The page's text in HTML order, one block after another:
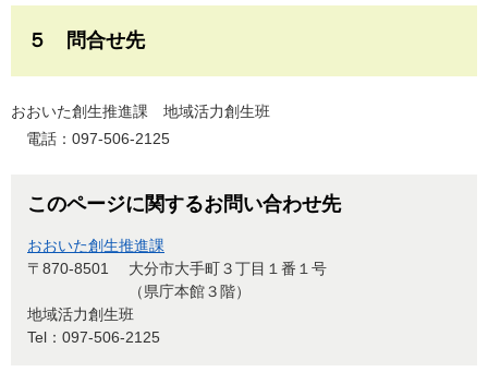
５ 問合せ先
おおいた創生推進課 地域活力創生班
電話：097-506-2125
このページに関するお問い合わせ先
おおいた創生推進課
〒870-8501
大分市大手町３丁目１番１号
（県庁本館３階）
地域活力創生班
Tel：097-506-2125